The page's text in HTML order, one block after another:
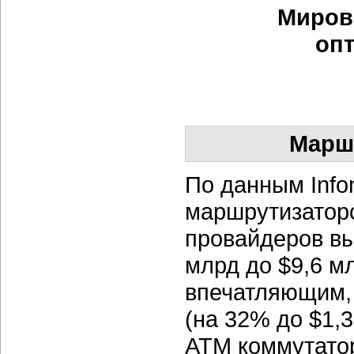
По данным
провайдеров
млрд до $9,6
впечатляющим,
(на 32% до
ATM